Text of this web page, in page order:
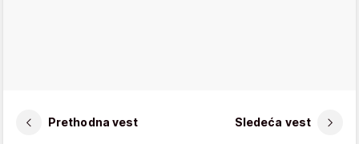
Prethodna vest Sledeća vest